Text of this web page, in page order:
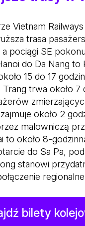
Vietnam Railways
trasa
a pociągi SE
do Da Nang to
15 do 17
trwa około 7
około 2
malowniczą
to około 8-
do Sa Pa,
stanowi
bilety